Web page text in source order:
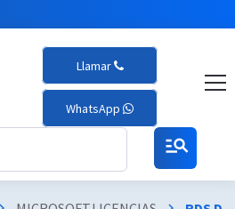
Llamar
WhatsApp
manage_search